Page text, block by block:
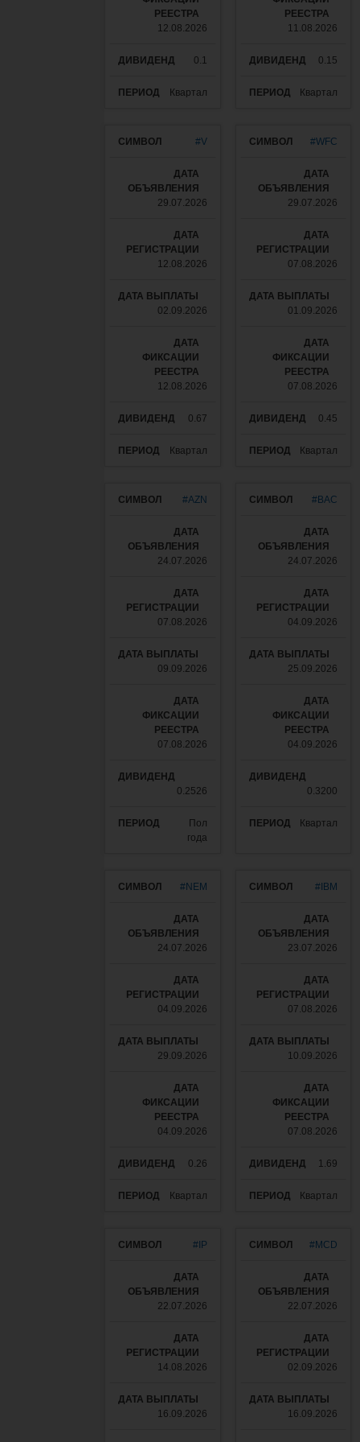
12.08.2026
0.1
Квартал
11.08.2026
0.15
Квартал
#V
29.07.2026
12.08.2026
02.09.2026
12.08.2026
0.67
Квартал
#WFC
29.07.2026
07.08.2026
01.09.2026
07.08.2026
0.45
Квартал
#AZN
24.07.2026
07.08.2026
09.09.2026
07.08.2026
0.2526
Пол
года
#BAC
24.07.2026
04.09.2026
25.09.2026
04.09.2026
0.3200
Квартал
#NEM
24.07.2026
04.09.2026
29.09.2026
04.09.2026
0.26
Квартал
#IBM
23.07.2026
07.08.2026
10.09.2026
07.08.2026
1.69
Квартал
#IP
22.07.2026
14.08.2026
16.09.2026
#MCD
22.07.2026
02.09.2026
16.09.2026